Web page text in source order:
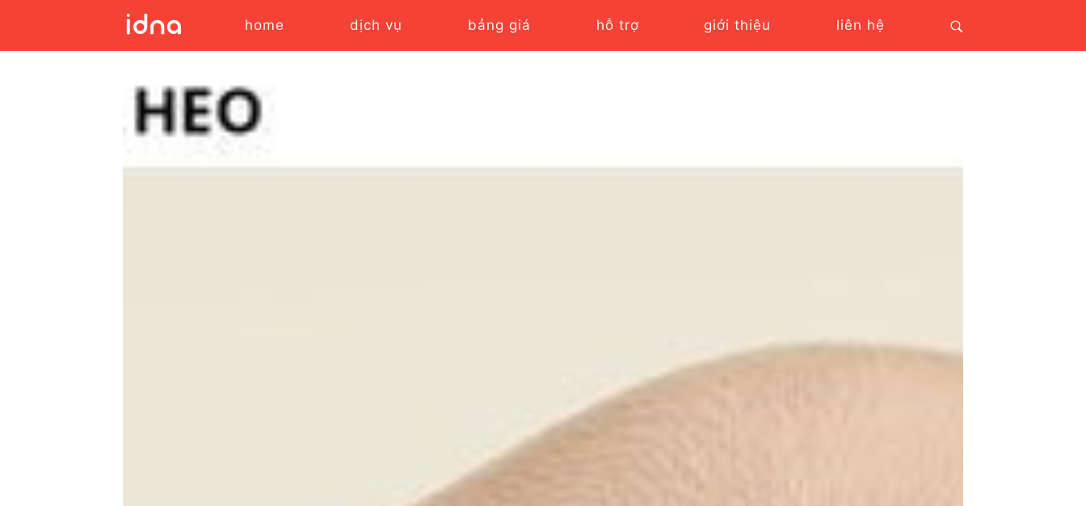
home dịch vụ bảng giá hỗ trợ giới thiệu liên hệ